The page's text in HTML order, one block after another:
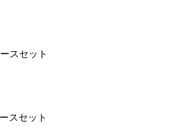
スセット
スセット